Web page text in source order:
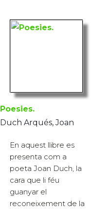
Poesies.
Duch Arqués, Joan
En aquest llibre es
presenta com a
poeta Joan Duch, la
cara que li féu
guanyar el
reconeixement de la